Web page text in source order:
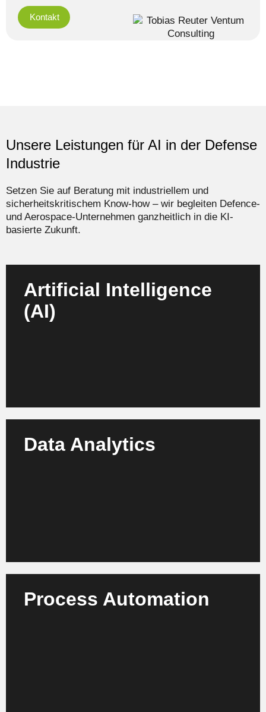
Kontakt
Unsere Leistungen für AI in der Defense
Industrie
Setzen Sie auf Beratung mit industriellem und
sicherheitskritischem Know-how – wir begleiten Defence-
und Aerospace-Unternehmen ganzheitlich in die KI-
basierte Zukunft.
Artificial Intelligence
(AI)
Strategische Entwicklung und Implementierung von
KI-Lösungen für autonome Systeme, Datenfusion
Data Analytics
Process Automation